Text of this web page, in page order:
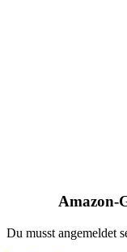
Amazon-
Du musst angemeldet